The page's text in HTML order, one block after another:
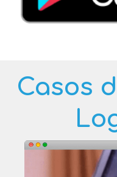
Casos